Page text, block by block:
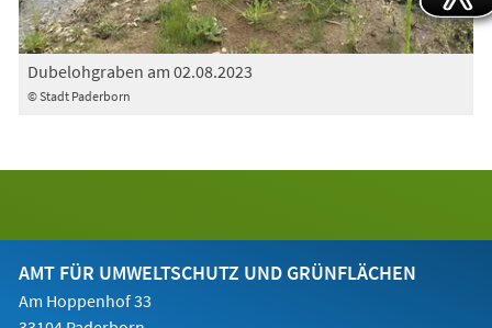
© Stadt Paderborn
Dubelohgraben am 02.08.2023
AMT FÜR UMWELTSCHUTZ UND GRÜNFLÄCHEN
Am Hoppenhof 33